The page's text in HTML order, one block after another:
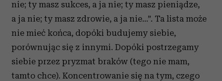
nie; ty masz sukces, a ja nie; ty masz pieniądze,
a ja nie; ty masz zdrowie, a ja nie…”. Ta lista może
nie mieć końca, dopóki budujemy siebie,
porównując się z innymi. Dopóki postrzegamy
siebie przez pryzmat braków (tego nie mam,
tamto chce). Koncentrowanie się na tym, czego